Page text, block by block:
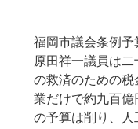
福岡市議会条例
原田祥一議員は
の救済のための
業だけで約九百
の予算は削り、